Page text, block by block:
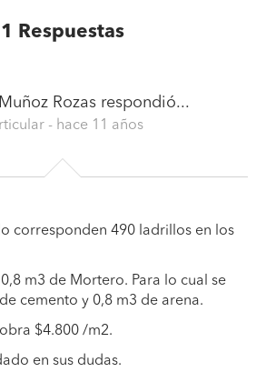
1 Respuestas
Rozas respondió...
- hace 11 años
corresponden 490 ladrillos en los
m3 de Mortero. Para lo cual se
cemento y 0,8 m3 de arena.
$4.800 /m2.
en sus dudas.